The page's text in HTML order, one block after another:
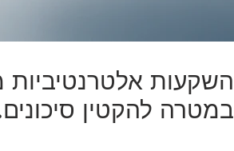
השקעות
במטרה להקטין